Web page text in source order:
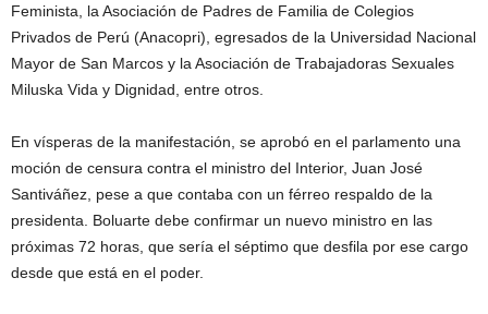
Feminista, la Asociación de Padres de Familia de Colegios
Privados de Perú (Anacopri), egresados de la Universidad Nacional
Mayor de San Marcos y la Asociación de Trabajadoras Sexuales
Miluska Vida y Dignidad, entre otros.
En vísperas de la manifestación, se aprobó en el parlamento una
moción de censura contra el ministro del Interior, Juan José
Santiváñez, pese a que contaba con un férreo respaldo de la
presidenta. Boluarte debe confirmar un nuevo ministro en las
próximas 72 horas, que sería el séptimo que desfila por ese cargo
desde que está en el poder.